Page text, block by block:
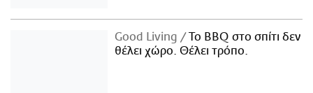
Good Living
Το BBQ στο σπίτι δεν
θέλει χώρο. Θέλει τρόπο.